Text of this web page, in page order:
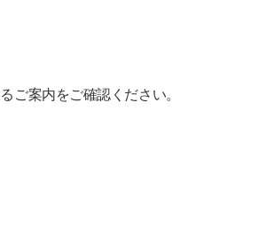
ご案内をご確認ください。